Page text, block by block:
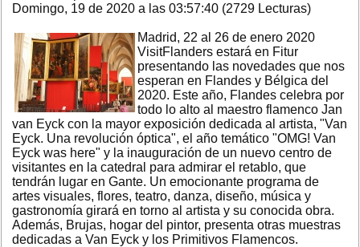
Domingo, 19 de 2020 a las 03:57:40 (2729 Lecturas)
Madrid, 22 al 26 de enero 2020
VisitFlanders estará en Fitur
presentando las novedades que nos
esperan en Flandes y Bélgica del
2020. Este año, Flandes celebra por
todo lo alto al maestro flamenco Jan
van Eyck con la mayor exposición dedicada al artista, "Van
Eyck. Una revolución óptica", el año temático "OMG! Van
Eyck was here" y la inauguración de un nuevo centro de
visitantes en la catedral para admirar el retablo, que
tendrán lugar en Gante. Un emocionante programa de
artes visuales, flores, teatro, danza, diseño, música y
gastronomía girará en torno al artista y su conocida obra.
Además, Brujas, hogar del pintor, presenta otras muestras
dedicadas a Van Eyck y los Primitivos Flamencos.